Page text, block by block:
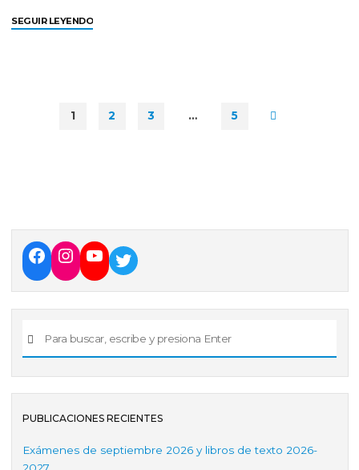
SEGUIR LEYENDO
1 2 3 … 5
PUBLICACIONES RECIENTES
Exámenes de septiembre 2026 y libros de texto 2026-
2027